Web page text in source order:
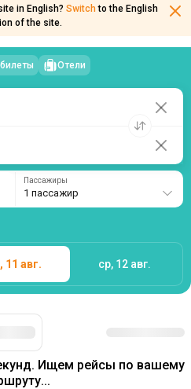
in English? Switch to the English
of the site.Отели
Ищем рейсы по вашему